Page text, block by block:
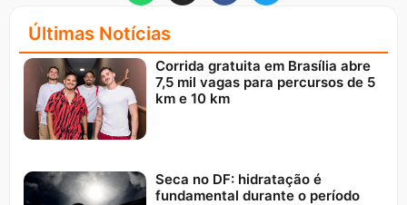
Últimas Notícias
Corrida gratuita em Brasília abre
7,5 mil vagas para percursos de 5
km e 10 km
Seca no DF: hidratação é
fundamental durante o período